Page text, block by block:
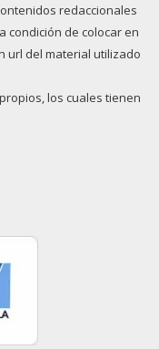
redaccionales
condición de colocar en
url del material utilizado
los cuales tienen